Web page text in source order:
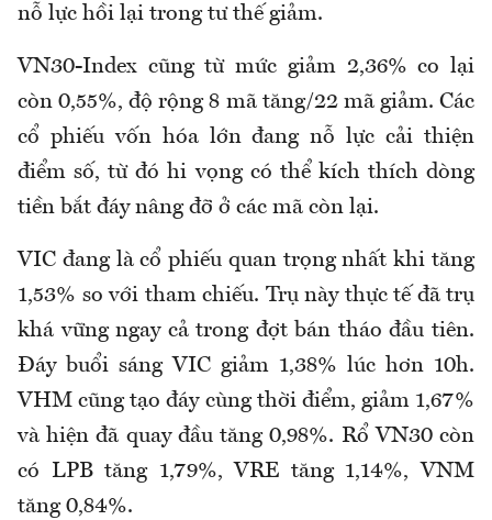
nỗ lực hồi lại trong tư thế giảm.
VN30-Index cũng từ mức giảm 2,36% co lại
còn 0,55%, độ rộng 8 mã tăng/22 mã giảm. Các
cổ phiếu vốn hóa lớn đang nỗ lực cải thiện
điểm số, từ đó hi vọng có thể kích thích dòng
tiền bắt đáy nâng đỡ ở các mã còn lại.
VIC đang là cổ phiếu quan trọng nhất khi tăng
1,53% so với tham chiếu. Trụ này thực tế đã trụ
khá vững ngay cả trong đợt bán tháo đầu tiên.
Đáy buổi sáng VIC giảm 1,38% lúc hơn 10h.
VHM cũng tạo đáy cùng thời điểm, giảm 1,67%
và hiện đã quay đầu tăng 0,98%. Rổ VN30 còn
có LPB tăng 1,79%, VRE tăng 1,14%, VNM
tăng 0,84%.